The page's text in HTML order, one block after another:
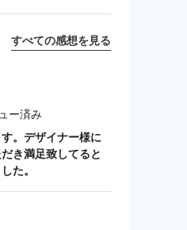
すべての感想を見る
ー済み
。デザイナー様に
き満足致してると
た。